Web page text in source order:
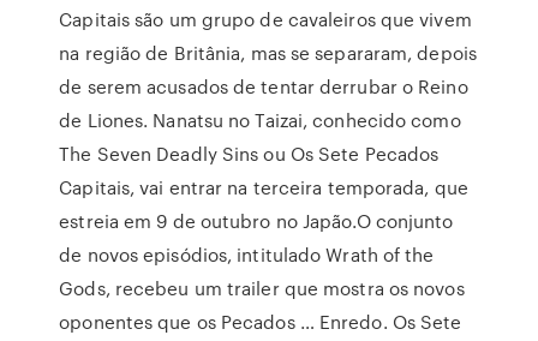
Capitais são um grupo de cavaleiros que vivem
na região de Britânia, mas se separaram, depois
de serem acusados de tentar derrubar o Reino
de Liones. Nanatsu no Taizai, conhecido como
The Seven Deadly Sins ou Os Sete Pecados
Capitais, vai entrar na terceira temporada, que
estreia em 9 de outubro no Japão.O conjunto
de novos episódios, intitulado Wrath of the
Gods, recebeu um trailer que mostra os novos
oponentes que os Pecados … Enredo. Os Sete